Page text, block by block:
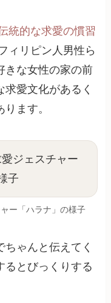
統的な求愛の慣習
ィリピン人男性ら
きな女性の家の前
愛文化があるく
ます。
ー「ハラナ」の様子
ちゃんと伝えてく
るとびっくりする